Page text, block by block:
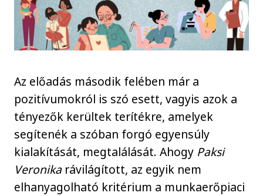
Az előadás második felében már a
pozitívumokról is szó esett, vagyis azok a
tényezők kerültek terítékre, amelyek
segítenék a szóban forgó egyensúly
kialakítását, megtalálását. Ahogy Paksi
Veronika rávilágított, az egyik nem
elhanyagolható kritérium a munkaerőpiaci